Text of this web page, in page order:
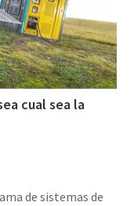
cual sea la
de sistemas de